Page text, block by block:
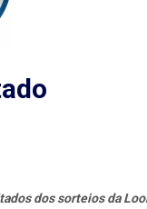
dos sorteios da